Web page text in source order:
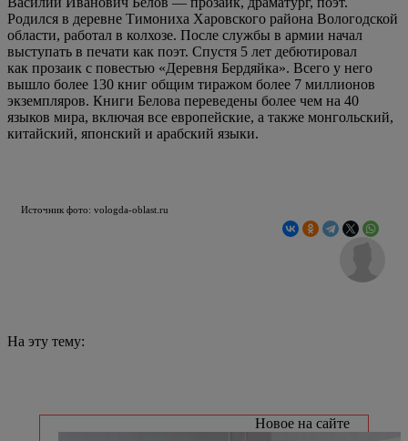
Родился в деревне Тимониха Харовского района Вологодской
области, работал в колхозе. После службы в армии начал
выступать в печати как поэт. Спустя 5 лет дебютировал
как прозаик с повестью «Деревня Бердяйка». Всего у него
вышло более 130 книг общим тиражом более 7 миллионов
экземпляров. Книги Белова переведены более чем на 40
языков мира, включая все европейские, а также монгольский,
китайский, японский и арабский языки.
Источник фото: vologda-oblast.ru
На эту тему:
Новое на сайте